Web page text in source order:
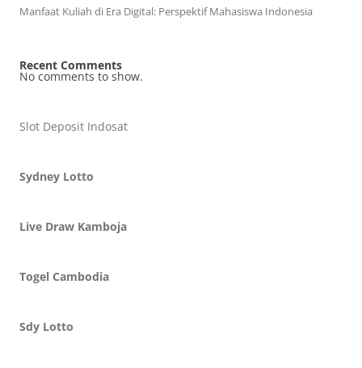
Manfaat Kuliah di Era Digital: Perspektif Mahasiswa Indonesia
Recent Comments
No comments to show.
Slot Deposit Indosat
Sydney Lotto
Live Draw Kamboja
Togel Cambodia
Sdy Lotto